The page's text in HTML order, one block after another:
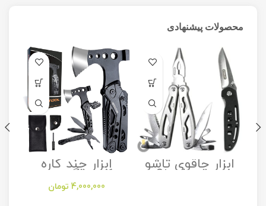
محصولات پیشنهادی
ابزار چاقوی تاشو
مدل Stanley
ابزار چند کاره
کمپینگ مدل
Camping
Multitool
4,000,000 تومان